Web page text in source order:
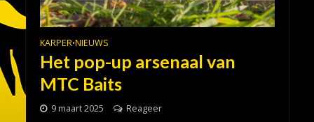
KARPER•NIEUWS
Het pop-up arsenaal van
MTC Baits
9 maart 2025 Reageer